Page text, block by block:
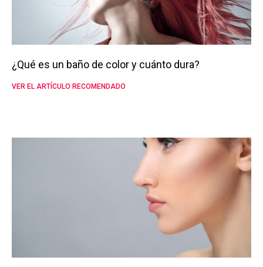
¿Qué es un baño de color y cuánto dura?
VER EL ARTÍCULO RECOMENDADO